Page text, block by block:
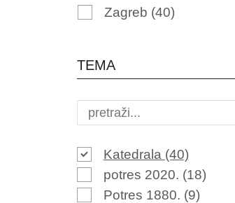
Zagreb (40)
TEMA
Katedrala (40)
potres 2020. (18)
Potres 1880. (9)